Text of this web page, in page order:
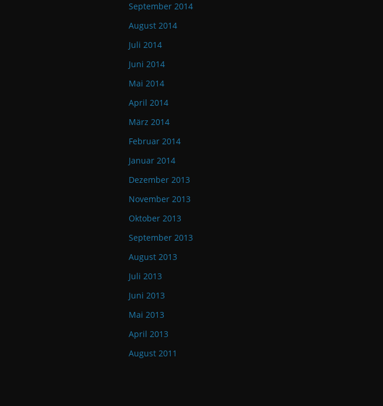
September 2014
August 2014
Juli 2014
Juni 2014
Mai 2014
April 2014
März 2014
Februar 2014
Januar 2014
Dezember 2013
November 2013
Oktober 2013
September 2013
August 2013
Juli 2013
Juni 2013
Mai 2013
April 2013
August 2011